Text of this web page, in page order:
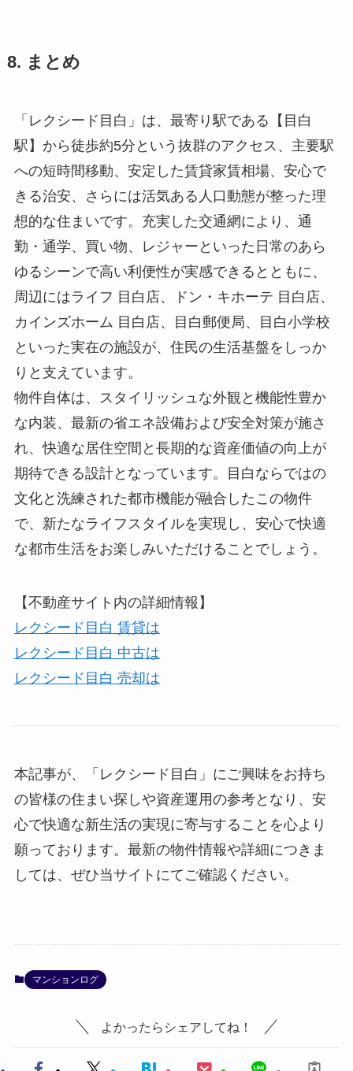
8. まとめ
「レクシード目白」は、最寄り駅である【目白
駅】から徒歩約5分という抜群のアクセス、主要駅
への短時間移動、安定した賃貸家賃相場、安心で
きる治安、さらには活気ある人口動態が整った理
想的な住まいです。充実した交通網により、通
勤・通学、買い物、レジャーといった日常のあら
ゆるシーンで高い利便性が実感できるとともに、
周辺にはライフ 目白店、ドン・キホーテ 目白店、
カインズホーム 目白店、目白郵便局、目白小学校
といった実在の施設が、住民の生活基盤をしっか
りと支えています。
物件自体は、スタイリッシュな外観と機能性豊か
な内装、最新の省エネ設備および安全対策が施さ
れ、快適な居住空間と長期的な資産価値の向上が
期待できる設計となっています。目白ならではの
文化と洗練された都市機能が融合したこの物件
で、新たなライフスタイルを実現し、安心で快適
な都市生活をお楽しみいただけることでしょう。
【不動産サイト内の詳細情報】
レクシード目白 賃貸は
レクシード目白 中古は
レクシード目白 売却は
本記事が、「レクシード目白」にご興味をお持ち
の皆様の住まい探しや資産運用の参考となり、安
心で快適な新生活の実現に寄与することを心より
願っております。最新の物件情報や詳細につきま
しては、ぜひ当サイトにてご確認ください。
マンションログ
よかったらシェアしてね！